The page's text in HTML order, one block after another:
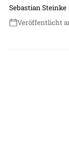
Sebastian Steinke
Veröffentlicht